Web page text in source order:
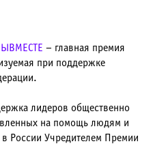
– главная премия
при поддержке
лидеров общественно
на помощь людям и
России Учредителем Премии